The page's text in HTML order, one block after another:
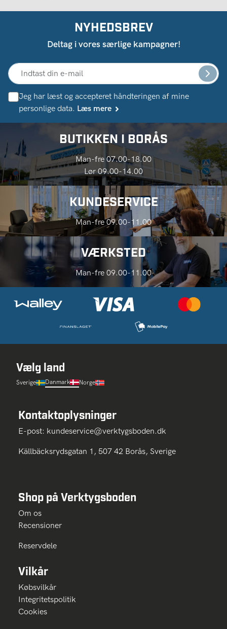
NYHEDSBREV
Deltag i vores særlige kampagner!
Jeg har læst og accepteret håndteringen af ​​mine
personlige data. Læs mere
BUTIKKEN I BORÅS
Man-fre 07.00-18.00
Lør 09.00-14.00
KUNDESERVICE
Man-fre 09.00-11.00
VÆRKSTED
Man-fre 09.00-11.00
Vælg land
Sverige Danmark Norge
Kontaktoplysninger
E-post: kundeservice@verktygsboden.dk
Källbäcksrydsgatan 1, 507 42 Borås, Sverige
Shop på Verktygsboden
Om os
Recensioner
Reservdele
Vilkår
Købsvilkår
Integritetspolitik
Cookies